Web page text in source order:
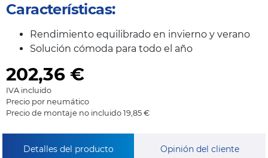
Características:
Rendimiento equilibrado en invierno y verano
Solución cómoda para todo el año
202,36 €
IVA incluido
Precio por neumático
Precio de montaje no incluido 19,85 €
Detalles del producto Opinión del cliente